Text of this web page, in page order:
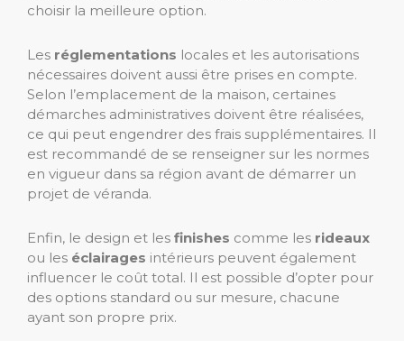
choisir la meilleure option.
Les réglementations locales et les autorisations
nécessaires doivent aussi être prises en compte.
Selon l’emplacement de la maison, certaines
démarches administratives doivent être réalisées,
ce qui peut engendrer des frais supplémentaires. Il
est recommandé de se renseigner sur les normes
en vigueur dans sa région avant de démarrer un
projet de véranda.
Enfin, le design et les finishes comme les rideaux
ou les éclairages intérieurs peuvent également
influencer le coût total. Il est possible d’opter pour
des options standard ou sur mesure, chacune
ayant son propre prix.